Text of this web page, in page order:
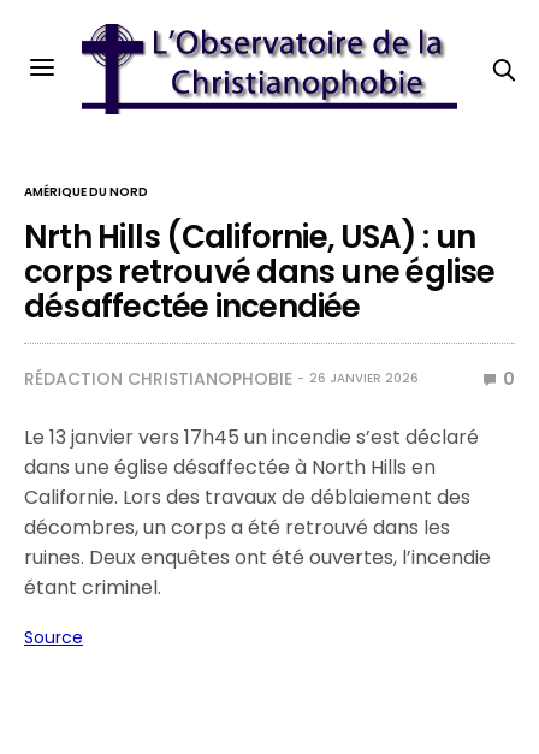
AMÉRIQUE DU NORD
Nrth Hills (Californie, USA) : un
corps retrouvé dans une église
désaffectée incendiée
RÉDACTION CHRISTIANOPHOBIE 26 JANVIER 2026 0
Le 13 janvier vers 17h45 un incendie s’est déclaré
dans une église désaffectée à North Hills en
Californie. Lors des travaux de déblaiement des
décombres, un corps a été retrouvé dans les
ruines. Deux enquêtes ont été ouvertes, l’incendie
étant criminel.
Source